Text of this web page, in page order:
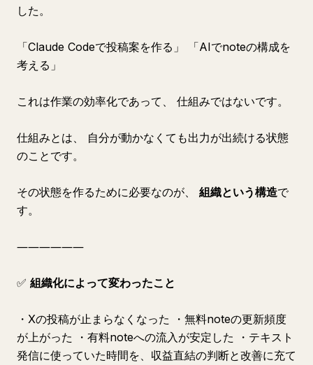
した。
「Claude Codeで投稿案を作る」 「AIでnoteの構成を
考える」
これは作業の効率化であって、 仕組みではないです。
仕組みとは、 自分が動かなくても出力が出続ける状態
のことです。
その状態を作るために必要なのが、 組織という構造で
す。
――――――
✅ 組織化によって変わったこと
・Xの投稿が止まらなくなった ・無料noteの更新頻度
が上がった ・有料noteへの流入が安定した ・テキスト
発信に使っていた時間を、収益直結の判断と改善に充て